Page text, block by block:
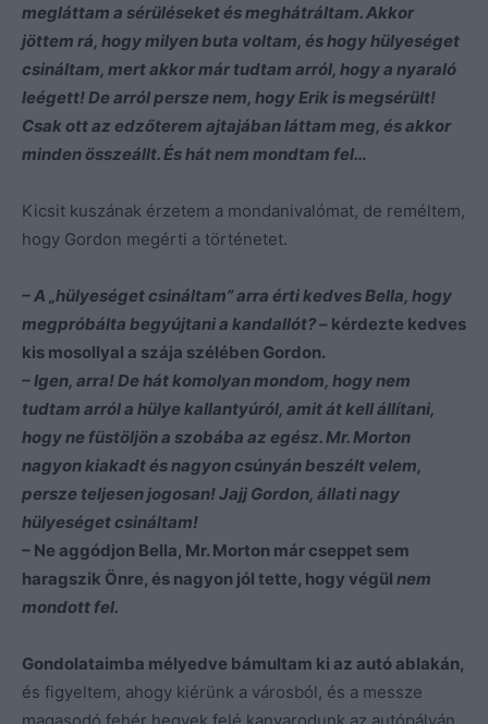
megláttam a sérüléseket és meghátráltam. Akkor
jöttem rá, hogy milyen buta voltam, és hogy hülyeséget
csináltam, mert akkor már tudtam arról, hogy a nyaraló
leégett! De arról persze nem, hogy Erik is megsérült!
Csak ott az edzőterem ajtajában láttam meg, és akkor
minden összeállt. És hát nem mondtam fel…
Kicsit kuszának érzetem a mondanivalómat, de reméltem,
hogy Gordon megérti a történetet.
– A „hülyeséget csináltam” arra érti kedves Bella, hogy
megpróbálta begyújtani a kandallót?– kérdezte kedves
kis mosollyal a szája szélében Gordon.
– Igen, arra! De hát komolyan mondom, hogy nem
tudtam arról a hülye kallantyúról, amit át kell állítani,
hogy ne füstöljön a szobába az egész. Mr. Morton
nagyon kiakadt és nagyon csúnyán beszélt velem,
persze teljesen jogosan! Jajj Gordon, állati nagy
hülyeséget csináltam!
– Ne aggódjon Bella, Mr. Morton már cseppet sem
haragszik Önre, és nagyon jól tette, hogy végül nem
mondott fel.
Gondolataimba mélyedve bámultam ki az autó ablakán,
és figyeltem, ahogy kiérünk a városból, és a messze